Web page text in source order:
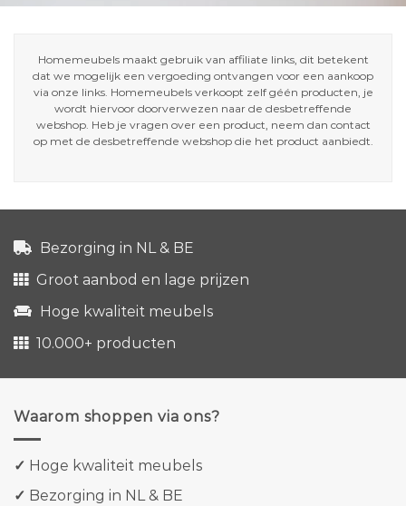
Homemeubels maakt gebruik van affiliate links, dit betekent
dat we mogelijk een vergoeding ontvangen voor een aankoop
via onze links. Homemeubels verkoopt zelf géén producten, je
wordt hiervoor doorverwezen naar de desbetreffende
webshop. Heb je vragen over een product, neem dan contact
op met de desbetreffende webshop die het product aanbiedt.
Bezorging in NL & BE
Groot aanbod en lage prijzen
Hoge kwaliteit meubels
10.000+ producten
Waarom shoppen via ons?
✓ Hoge kwaliteit meubels
✓ Bezorging in NL & BE